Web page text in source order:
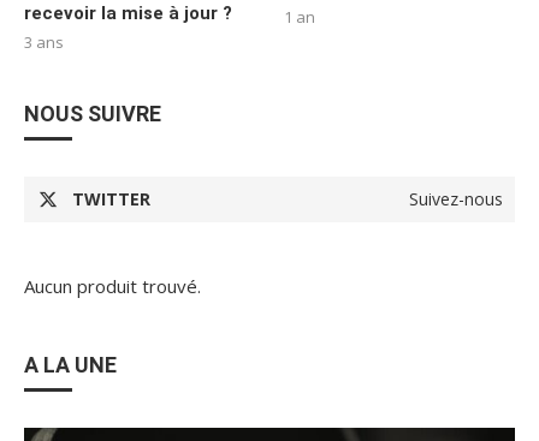
recevoir la mise à jour ?
3 ans
1 an
NOUS SUIVRE
TWITTER Suivez-nous
Aucun produit trouvé.
A LA UNE